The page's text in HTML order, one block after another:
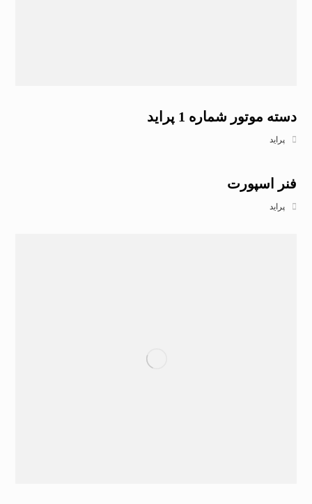
دسته موتور شماره 1 پراید
پراید
فنر اسپورت
پراید